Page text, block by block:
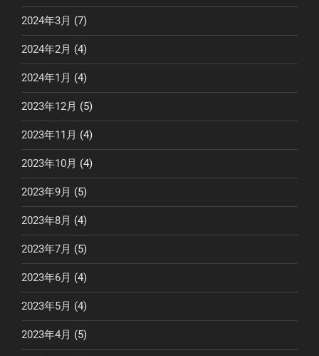
2024年3月 (7)
2024年2月 (4)
2024年1月 (4)
2023年12月 (5)
2023年11月 (4)
2023年10月 (4)
2023年9月 (5)
2023年8月 (4)
2023年7月 (5)
2023年6月 (4)
2023年5月 (4)
2023年4月 (5)